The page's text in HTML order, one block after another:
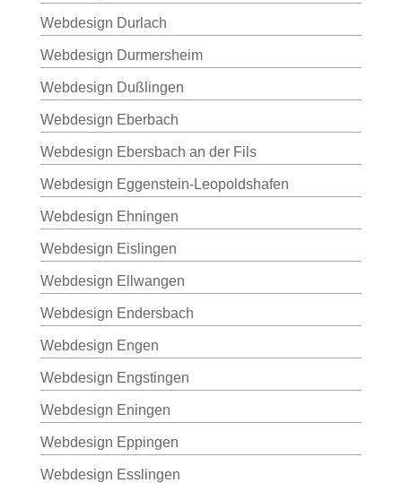
Webdesign Durlach
Webdesign Durmersheim
Webdesign Dußlingen
Webdesign Eberbach
Webdesign Ebersbach an der Fils
Webdesign Eggenstein-Leopoldshafen
Webdesign Ehningen
Webdesign Eislingen
Webdesign Ellwangen
Webdesign Endersbach
Webdesign Engen
Webdesign Engstingen
Webdesign Eningen
Webdesign Eppingen
Webdesign Esslingen